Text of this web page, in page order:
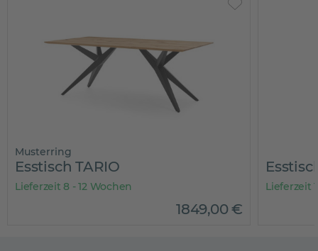
Musterring
Esstisch TARIO
Lieferzeit 8 - 12 Wochen
1849,00€
Lieferzeit